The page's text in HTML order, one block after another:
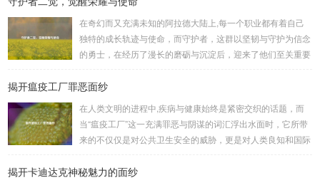
以化身为三国时期的知名将领，如勇猛无双的吕布、足智多谋
的诸葛亮、忠义双全的关羽等，率领自己的军队在战场上冲锋
陷阵、排兵布阵，游戏中的每一场战斗都充满了变...
在奇幻而又充满未知的阿拉德大陆上,每一个职业都有着自己
独特的成长轨迹与使命，而守护者，这群以坚韧与守护为信念
的勇士，在经历了漫长的磨砺与沉淀后，迎来了他们至关重要
大陆的那一刻起，便肩负着守护的重任，他们身躯魁梧，手持
来自各方的邪恶势力，最初，他们凭借着基础的技能和坚定的
意志，在一次次战斗中积累着经验，不断成长，无论是在阴森
恐怖的地下墓穴，还是在战火纷飞的前线战场，守...
揭开瘟疫工厂罪恶面纱
在人类文明的进程中,疾病与健康始终是紧密交织的话题，而
当“瘟疫工厂”这一充满罪恶与阴谋的词汇浮出水面时，它所带
来的不仅仅是对公共卫生安全的威胁，更是对人类良知和国际
是一些别有用心的势力为了实现其不可告人的目的，秘密设立
揭开卡迪达克神秘魅力的面纱